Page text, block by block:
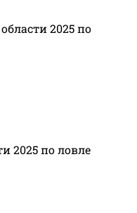
2025 по
2025 по ловле